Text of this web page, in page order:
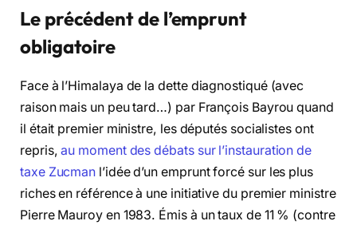
Le précédent de l’emprunt
obligatoire
Face à l’Himalaya de la dette diagnostiqué (avec
raison mais un peu tard…) par François Bayrou quand
il était premier ministre, les députés socialistes ont
repris,au moment des débats sur l’instauration de
taxe Zucman l’idée d’un emprunt forcé sur les plus
riches en référence à une initiative du premier ministre
Pierre Mauroy en 1983. Émis à un taux de 11 % (contre